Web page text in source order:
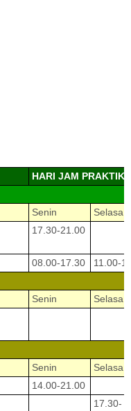
HARI JAM PRAKTIK
Senin
Selasa
17.30-21.00
08.00-17.30
11.00-
Senin
Selasa
Senin
Selasa
14.00-21.00
17.30-